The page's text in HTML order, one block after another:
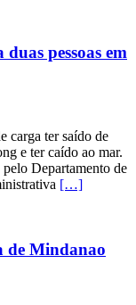
pessoas em
carga ter saído de
e ter caído ao mar.
Departamento de
[…]
de Mindanao